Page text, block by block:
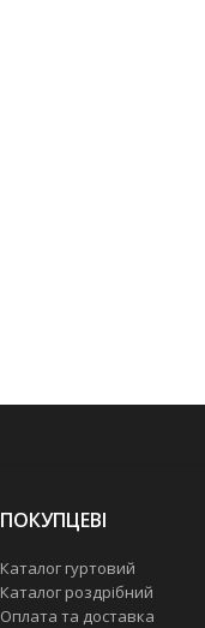
ПОКУПЦЕВІ
Каталог гуртовий
Каталог роздрібний
Оплата та доставка